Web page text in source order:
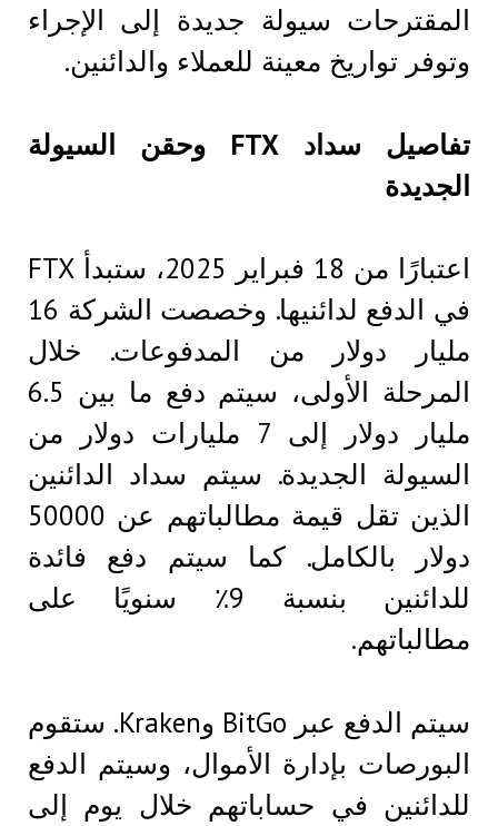
المقترحات سيولة جديدة إلى الإجراء
وتوفر تواريخ معينة للعملاء والدائنين.
تفاصيل سداد FTX وحقن السيولة
الجديدة
اعتبارًا من 18 فبراير 2025، ستبدأ FTX
في الدفع لدائنيها. وخصصت الشركة 16
مليار دولار من المدفوعات. خلال
المرحلة الأولى، سيتم دفع ما بين 6.5
مليار دولار إلى 7 مليارات دولار من
السيولة الجديدة. سيتم سداد الدائنين
الذين تقل قيمة مطالباتهم عن 50000
دولار بالكامل. كما سيتم دفع فائدة
للدائنين بنسبة 9٪ سنويًا على
مطالباتهم.
سيتم الدفع عبر BitGo وKraken. ستقوم
البورصات بإدارة الأموال، وسيتم الدفع
للدائنين في حساباتهم خلال يوم إلى